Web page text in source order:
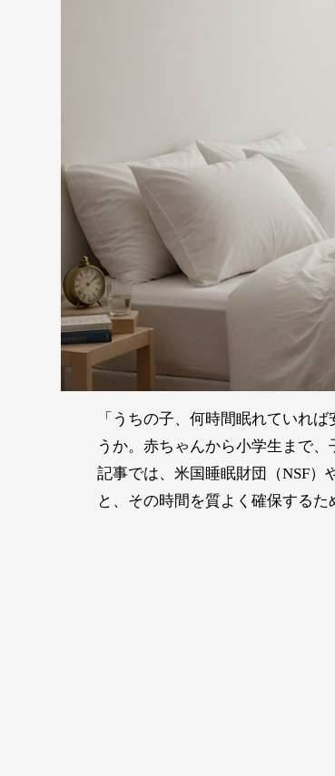
「うちの子、何時間眠れていれ
うか。赤ちゃんから小学生まで
記事では、米国睡眠財団（NSF
と、その時間を質よく確保する